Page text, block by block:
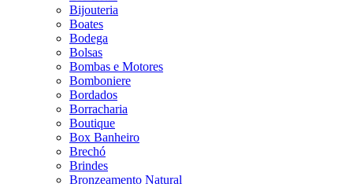
Bijouteria
Boates
Bodega
Bolsas
Bombas e Motores
Bomboniere
Bordados
Borracharia
Boutique
Box Banheiro
Brechó
Brindes
Bronzeamento Natural